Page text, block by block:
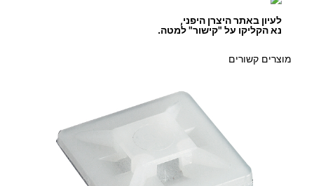
לעיון באתר היצרן היפני,
נא הקליקו על "קישור" למטה.
מוצרים קשורים